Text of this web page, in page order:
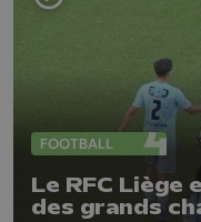
FOOTBALL
Le RFC Liège
des grands